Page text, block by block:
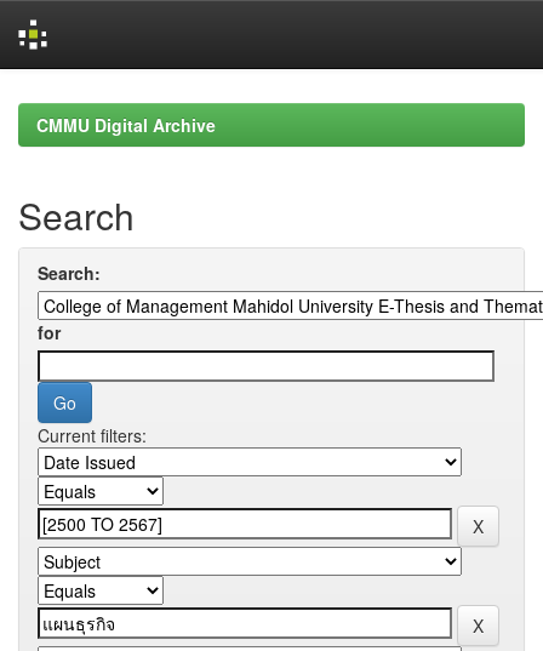
navigationCMMU Digital Archive
Search
Search:
for
Current filters: